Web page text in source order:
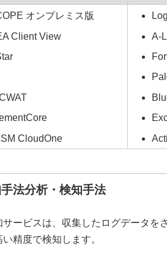
オンプレミス版
Client View
CloudOne
A-
法分析・検知手法
サービスは、収集したログデータを
精度で検知します。